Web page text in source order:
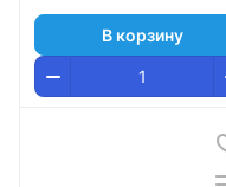
В корзину